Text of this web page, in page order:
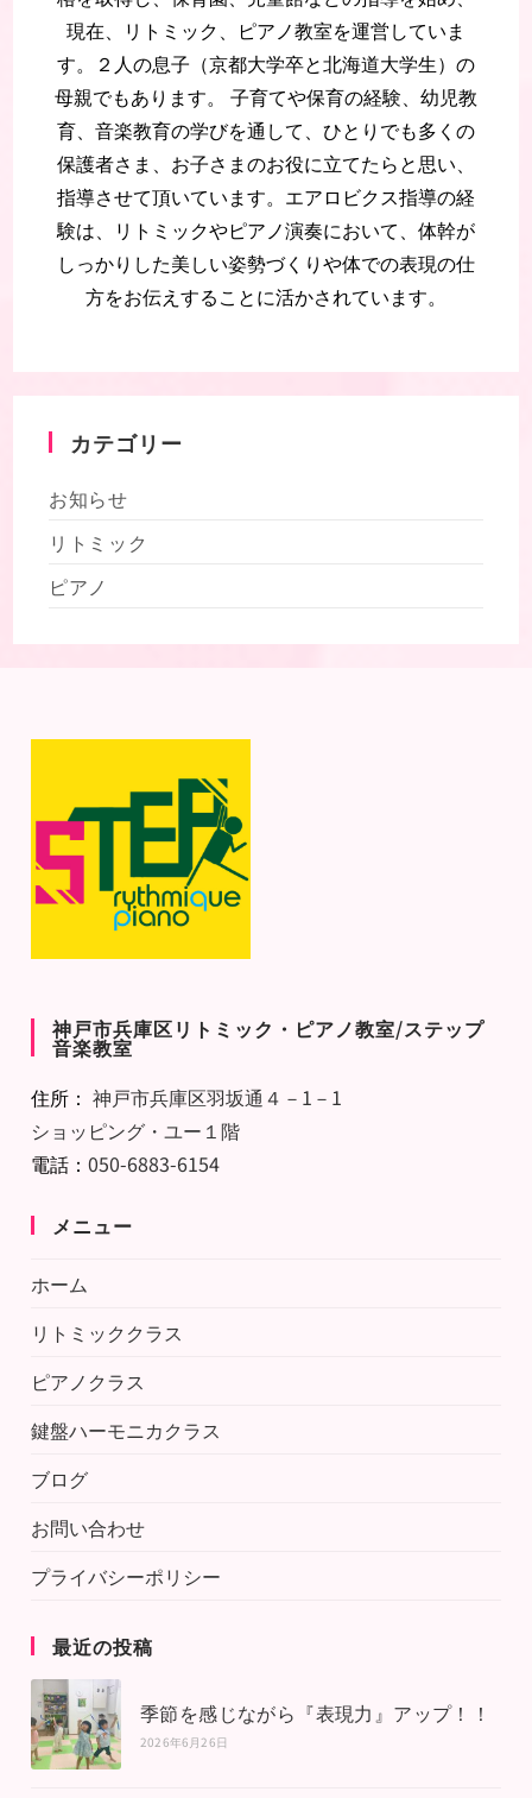
現在、リトミック、ピアノ教室を運営していま
す。２人の息子（京都大学卒と北海道大学生）の
母親でもあります。 子育てや保育の経験、幼児教
育、音楽教育の学びを通して、ひとりでも多くの
保護者さま、お子さまのお役に立てたらと思い、
指導させて頂いています。エアロビクス指導の経
験は、リトミックやピアノ演奏において、体幹が
しっかりした美しい姿勢づくりや体での表現の仕
方をお伝えすることに活かされています。
カテゴリー
お知らせ
リトミック
ピアノ
神戸市兵庫区リトミック・ピアノ教室/ステップ
音楽教室
住所：神戸市兵庫区羽坂通４－1－1
ショッピング・ユー１階
電話：050-6883-6154
メニュー
ホーム
リトミッククラス
ピアノクラス
鍵盤ハーモニカクラス
ブログ
お問い合わせ
プライバシーポリシー
最近の投稿
季節を感じながら『表現力』アップ！！
2026年6月26日